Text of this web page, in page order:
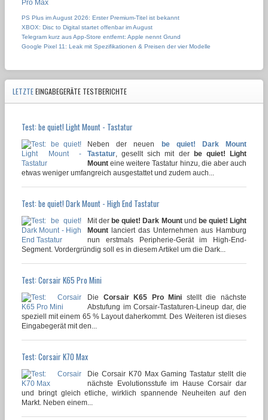
PS Plus im August 2026: Erster Premium-Titel ist bekannt
XBOX: Disc to Digital startet offenbar im August
Telegram kurz aus App-Store entfernt: Apple nennt Grund
Google Pixel 11: Leak mit Spezifikationen & Preisen der vier Modelle
LETZTEEINGABEGERÄTE TESTBERICHTE
Test: be quiet! Light Mount - Tastatur
Neben der neuen be quiet! Dark Mount
Tastatur , gesellt sich mit der be quiet! Light
Mount eine weitere Tastatur hinzu, die aber auch
etwas weniger umfangreich ausgestattet und zudem auch...
Test: be quiet! Dark Mount - High End Tastatur
Mit derbe quiet! Dark Mountund be quiet! Light
Mount lanciert das Unternehmen aus Hamburg
nun erstmals Peripherie-Gerät im High-End-
Segment. Vordergründig soll es in diesem Artikel um die Dark...
Test: Corsair K65 Pro Mini
Die Corsair K65 Pro Mini stellt die nächste
Abstufung im Corsair-Tastaturen-Lineup dar, die
speziell mit einem 65 % Layout daherkommt. Des Weiteren ist dieses
Eingabegerät mit den...
Test: Corsair K70 Max
Die Corsair K70 Max Gaming Tastatur stellt die
nächste Evolutionsstufe im Hause Corsair dar
und bringt gleich etliche, wirklich spannende Neuheiten auf den
Markt. Neben einem...